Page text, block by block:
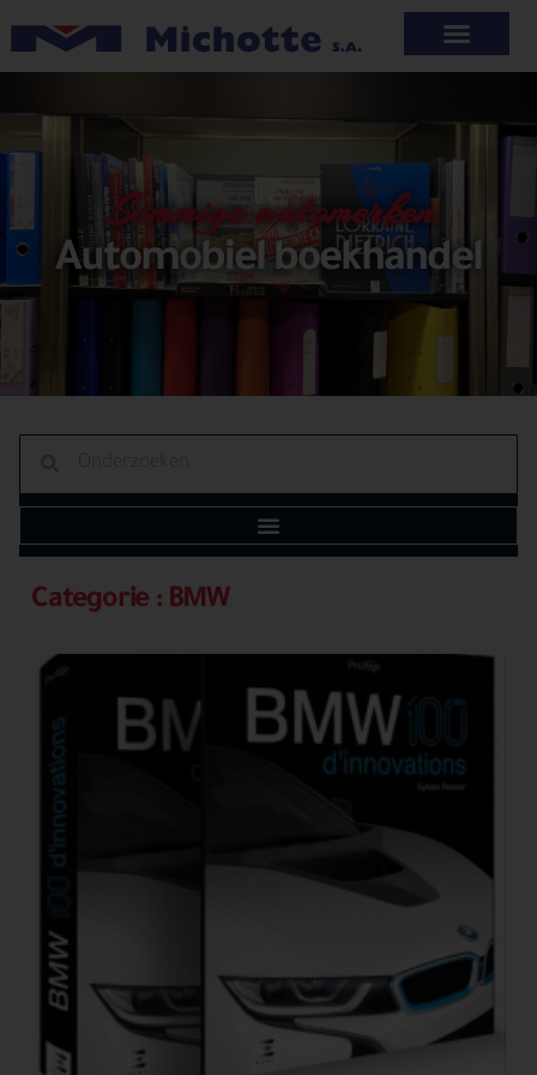
Sommige automerken
Automobiel boekhandel
Categorie : BMW